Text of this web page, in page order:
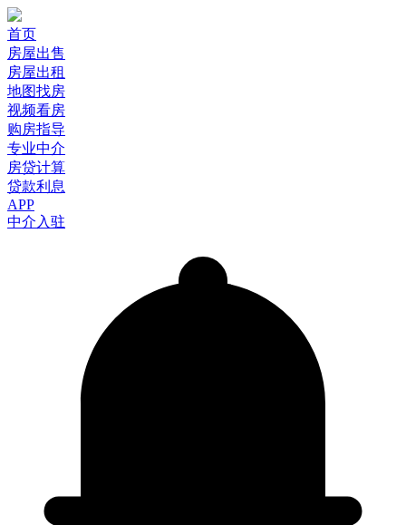
首页
房屋出售
房屋出租
地图找房
视频看房
购房指导
专业中介
房贷计算
贷款利息
APP
中介入驻